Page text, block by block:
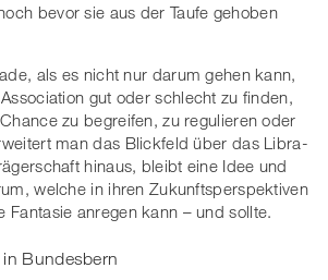
bevor sie aus der Taufe gehoben
als es nicht nur darum gehen kann,
gut oder schlecht zu finden,
zu begreifen, zu regulieren oder
man das Blickfeld über das Libra-
hinaus, bleibt eine Idee und
welche in ihren Zukunftsperspektiven
Fantasie anregen kann – und sollte.
Bundesbern